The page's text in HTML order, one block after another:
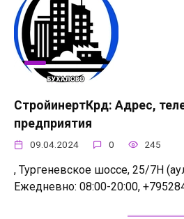
СтройинертКрд: Адрес,
предприятия
09.04.2024 0 245
, Тургеневское шоссе, 25/7Н
Ежедневно: 08:00-20:00,